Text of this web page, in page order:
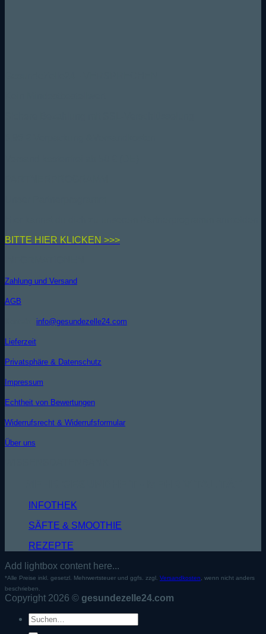
BITTE HIER KLICKEN >>>
Zahlung und Versand
AGB
info@gesundezelle24.com
Lieferzeit
Privatsphäre & Datenschutz
Impressum
Echtheit von Bewertungen
Widerrufsrecht & Widerrufsformular
Über uns
INFOTHEK
SÄFTE & SMOOTHIE
REZEPTE
Add lightbox content here...
*Alle Preise inkl. gesetzl. Mehrwertsteuer und ggfs. zzgl. Versandkosten , wenn nicht anders
beschrieben.
Copyright 2026 © gesundezelle24.com
Suche
nach: